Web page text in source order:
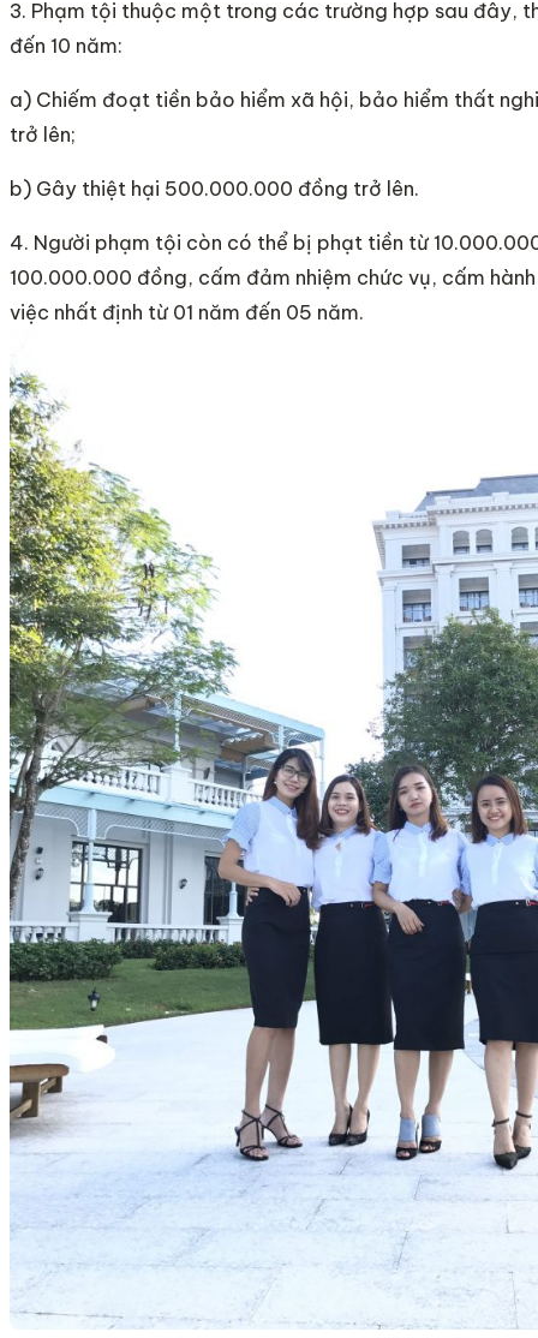
3. Phạm tội thuộc một trong các trường hợp sau đây,
đến 10 năm:
a) Chiếm đoạt tiền bảo hiểm xã hội, bảo hiểm thất
trở lên;
b) Gây thiệt hại 500.000.000 đồng trở lên.
4. Người phạm tội còn có thể bị phạt tiền từ
100.000.000 đồng, cấm đảm nhiệm chức vụ, cấm
việc nhất định từ 01 năm đến 05 năm.